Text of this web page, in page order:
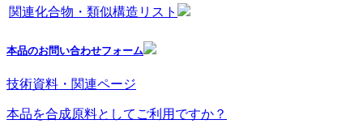
関連化合物・類似構造リスト
本品のお問い合わせフォーム
技術資料・関連ページ
本品を合成原料としてご利用ですか？